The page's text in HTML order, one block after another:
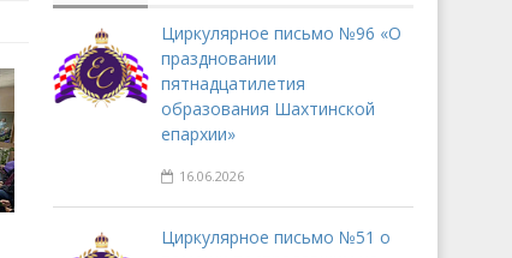
Циркулярное письмо №96 «О
праздновании
пятнадцатилетия
образования Шахтинской
епархии»
16.06.2026
Циркулярное письмо №51 о